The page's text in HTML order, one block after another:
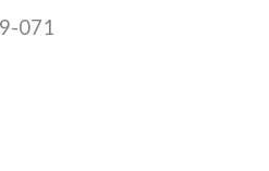
071